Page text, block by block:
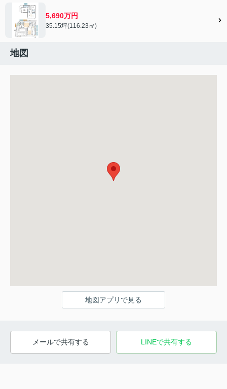
5,690万円
35.15坪(116.23㎡)
地図
地図アプリで見る
メールで共有する LINEで共有する